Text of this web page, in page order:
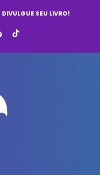
DIVULGUE SEU LIVRO!